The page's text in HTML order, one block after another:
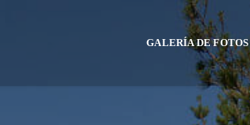
GALERÍA DE FOTOS